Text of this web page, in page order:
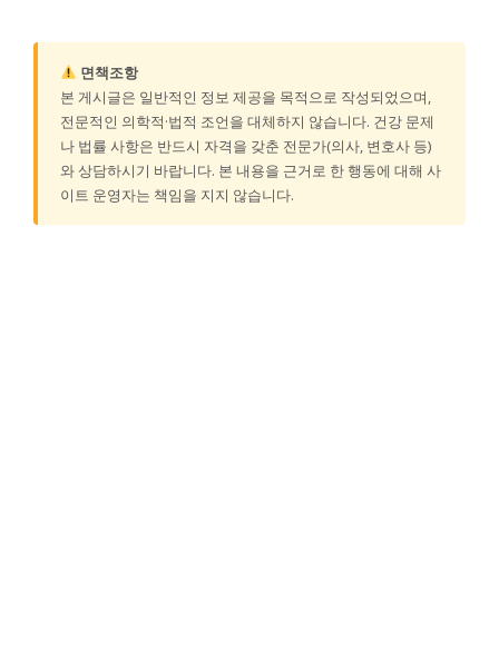
면책조항
본 게시글은 일반적인 정보 제공을 목적으로 작성되었으며,
전문적인 의학적·법적 조언을 대체하지 않습니다. 건강 문제
나 법률 사항은 반드시 자격을 갖춘 전문가(의사, 변호사 등)
와 상담하시기 바랍니다. 본 내용을 근거로 한 행동에 대해 사
이트 운영자는 책임을 지지 않습니다.